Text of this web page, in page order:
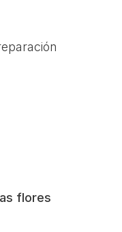
flores